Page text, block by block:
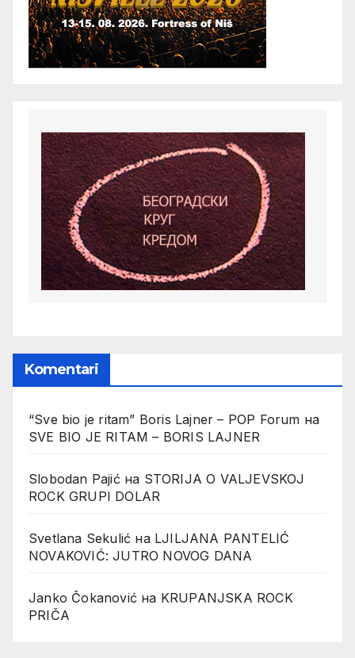
Komentari
“Sve bio je ritam” Boris Lajner – POP Forum на
SVE BIO JE RITAM – BORIS LAJNER
Slobodan Pajićна STORIJA O VALJEVSKOJ
ROCK GRUPI DOLAR
Svetlana Sekulić на LJILJANA PANTELIĆ
NOVAKOVIĆ: JUTRO NOVOG DANA
Janko Čokanović на KRUPANJSKA ROCK
PRIČA